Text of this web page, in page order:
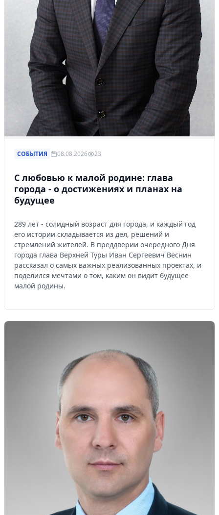
СОБЫТИЯ 08.08.2026 23
С любовью к малой родине: глава
города - о достижениях и планах на
будущее
289 лет - солидный возраст для города, и каждый год
его истории складывается из дел, решений и
стремлений жителей. В преддверии очередного Дня
города глава Верхней Туры Иван Сергеевич Веснин
рассказал о самых важных реализованных проектах, и
поделился мечтами о том, каким он видит будущее
малой родины.